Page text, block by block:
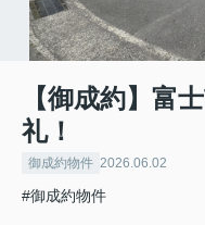
【御成約】富
礼！
御成約物件 2026.06.02
#御成約物件